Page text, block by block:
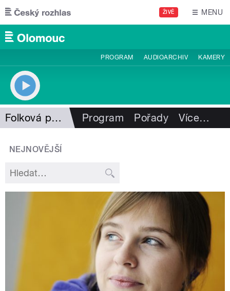
Přejít k hlavnímu obsahu
ŽIVĚ MENU
PROGRAM AUDIOARCHIV KAMERY
Folková pohlazení Program Pořady Více…
NEJNOVĚJŠÍ